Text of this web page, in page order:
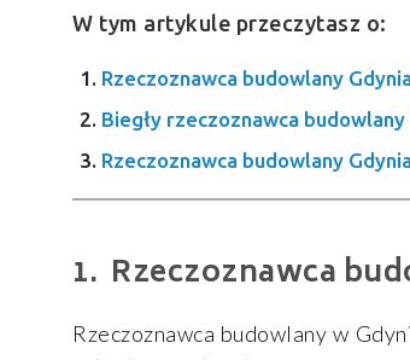
W tym artykule przeczytasz o:
Rzeczoznawca budowlany
Biegły rzeczoznawca
Rzeczoznawca budowlany
Rzeczoznawca
Rzeczoznawca budowlany w